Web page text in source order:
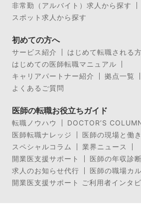
非常勤（アルバイト）求人から探す
スポット求人から探す
初めての方へ
サービス紹介
はじめて転職される
はじめての医師転職マニュアル
キャリアパートナー紹介
拠点一覧
よくあるご質問
医師の転職お役立ちガイド
転職ノウハウ
DOCTOR’S
医師転職ナレッジ
医師の現場と働
スペシャルコラム
業界ニュース
開業医支援サポート
医師の年収診断
求人のお知らせ代行
医師の職場カ
開業医支援サポート ご利用者インタ